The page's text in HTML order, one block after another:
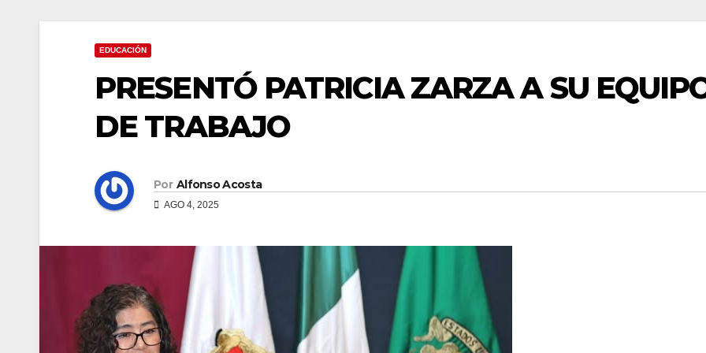
EDUCACIÓN
PRESENTÓ PATRICIA ZARZA A SU
DE TRABAJO
Por Alfonso Acosta
AGO 4, 2025